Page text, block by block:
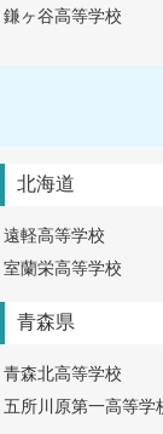
鎌ヶ谷高等学校
北海道
遠軽高等学校
室蘭栄高等学校
青森県
青森北高等学校
五所川原第一高等学